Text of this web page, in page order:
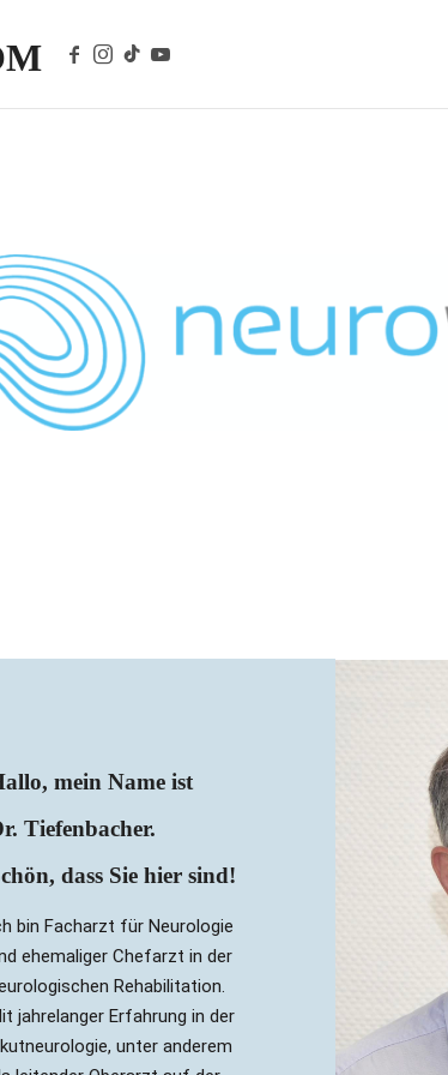
mein Name ist
Tiefenbacher.
dass Sie hier sind!
bin Facharzt für Neurologie
ehemaliger Chefarzt in der
Rehabilitation.
jahrelanger Erfahrung in der
unter anderem